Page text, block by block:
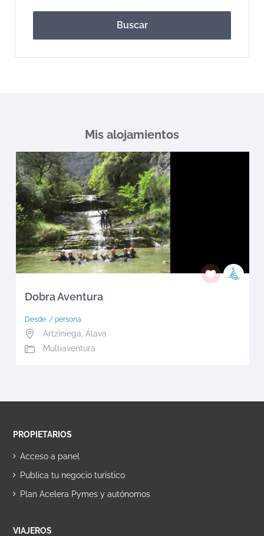
Buscar
Mis alojamientos
Dobra Aventura
Desde / persona
Artziniega Álava
Multiaventura
PROPIETARIOS
Acceso a panel
Publica tu negocio turístico
Plan Acelera Pymes y autónomos
VIAJEROS